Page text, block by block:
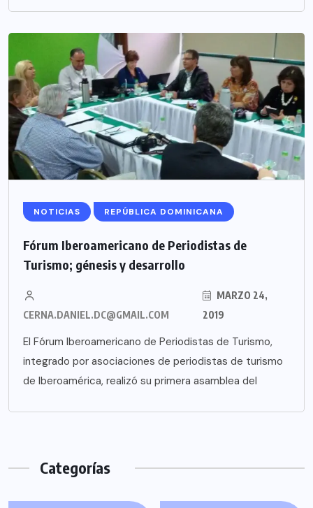
NOTICIAS REPÚBLICA DOMINICANA
Fórum Iberoamericano de Periodistas de
Turismo; génesis y desarrollo
CERNA.DANIEL.DC@GMAIL.COM
MARZO 24,
2019
El Fórum Iberoamericano de Periodistas de Turismo,
integrado por asociaciones de periodistas de turismo
de Iberoamérica, realizó su primera asamblea del
Categorías